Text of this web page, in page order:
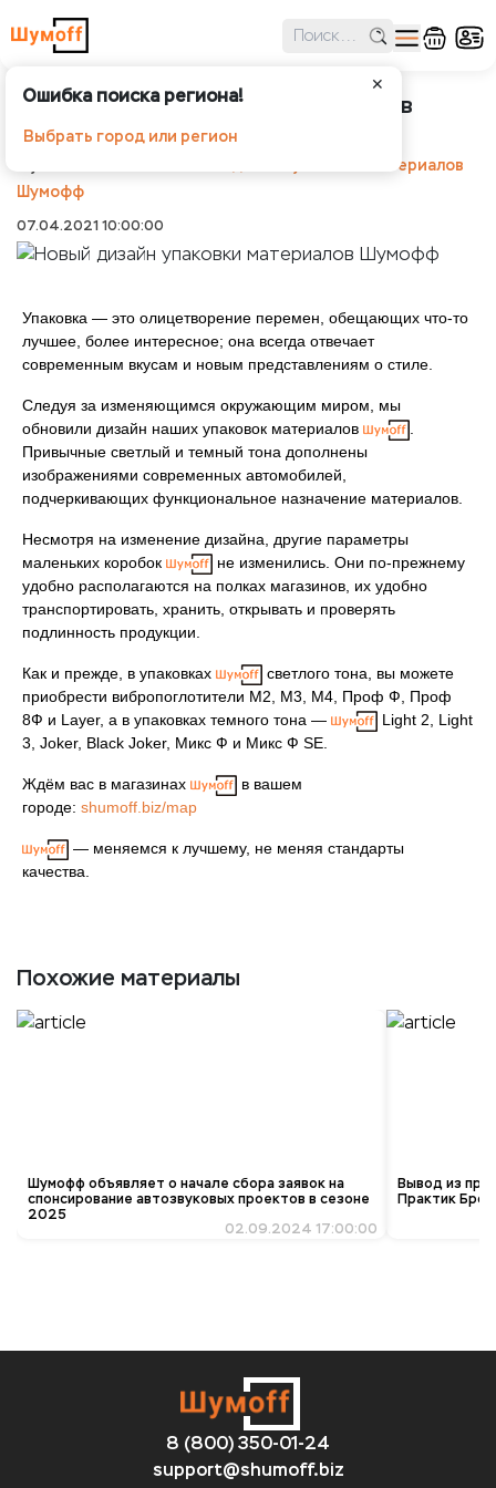
✕
Ошибка поиска региона!
Выбрать город или регион
Новый дизайн упаковки материалов
Шумофф
Новый дизайн упаковки материалов
Шумофф
07.04.2021 10:00:00
Упаковка — это олицетворение перемен, обещающих что-то
лучшее, более интересное; она всегда отвечает
современным вкусам и новым представлениям о стиле.
Следуя за изменяющимся окружающим миром, мы
обновили дизайн наших упаковок материалов
Привычные светлый и темный тона дополнены
изображениями современных автомобилей,
подчеркивающих функциональное назначение материалов.
Несмотря на изменение дизайна, другие параметры
маленьких коробок
не изменились. Они по-прежнему
удобно располагаются на полках магазинов, их удобно
транспортировать, хранить, открывать и проверять
подлинность продукции.
Как и прежде, в упаковках
светлого тона, вы можете
приобрести вибропоглотители М2, М3, М4, Проф Ф, Проф
8Ф и Layer, а в упаковках темного тона —
Light 2, Light
3, Joker, Black Joker, Микс Ф и Микс Ф SE.
Ждём вас в магазинах
в вашем
городе: shumoff.biz/map
— меняемся к лучшему, не меняя стандарты
качества.
Похожие материалы
Шумофф объявляет о начале сбора заявок на
спонсирование автозвуковых проектов в сезоне
2025
02.09.2024 17:00:00
Вывод из
Практик
8 (800) 350-01-24
support@shumoff.biz